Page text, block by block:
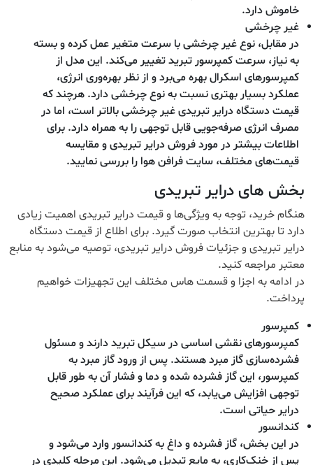
خاموش دارد.
غیر چرخشی
در مقابل، نوع غیر چرخشی با سرعت متغیر عمل کرده و بسته
به نیاز، سرعت کمپرسور تبرید تغییر می‌کند. این مدل از
کمپرسورهای اسکرال بهره می‌برد و از نظر بهره‌وری انرژی،
عملکرد بسیار بهتری نسبت به نوع چرخشی دارد. هرچند که
قیمت دستگاه درایر تبریدی غیر چرخشی بالاتر است، اما در
مصرف انرژی صرفه‌جویی قابل توجهی را به همراه دارد. برای
اطلاعات بیشتر در مورد فروش درایر تبریدی و مقایسه
قیمت‌های مختلف، سایت فرافن هوا را بررسی نمایید.
بخش های درایر تبریدی
هنگام خرید، توجه به ویژگی‌ها و قیمت درایر تبریدی اهمیت زیادی
دارد تا بهترین انتخاب صورت گیرد. برای اطلاع از قیمت دستگاه
درایر تبریدی و جزئیات فروش درایر تبریدی، توصیه می‌شود به منابع
معتبر مراجعه کنید.
در ادامه به اجزا و قسمت هاس مختلف این تجهیزات خواهیم
پرداخت.
کمپرسور
کمپرسورهای نقشی اساسی در سیکل تبرید دارند و مسئول
فشرده‌سازی گاز مبرد هستند. پس از ورود گاز مبرد به
کمپرسور، این گاز فشرده شده و دما و فشار آن به طور قابل
توجهی افزایش می‌یابد، که این فرآیند برای عملکرد صحیح
درایر حیاتی است.
کندانسور
در این بخش، گاز فشرده و داغ به کندانسور وارد می‌شود و
پس از خنک‌کاری، به مایع تبدیل می‌شود. این مرحله کلیدی در